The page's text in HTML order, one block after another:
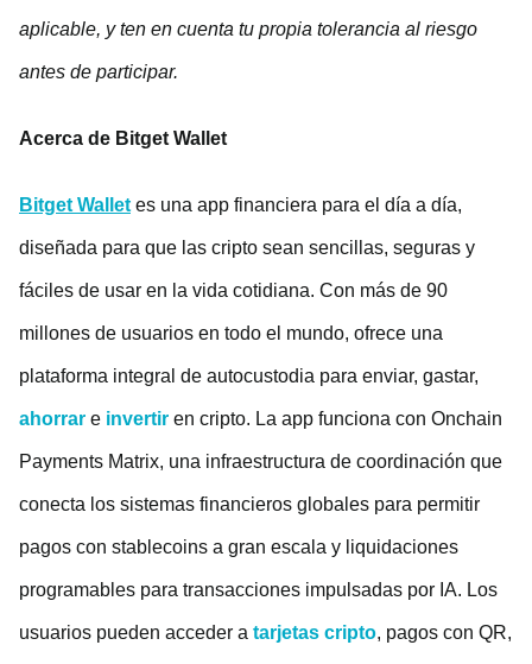
aplicable, y ten en cuenta tu propia tolerancia al riesgo
antes de participar.
Acerca de Bitget Wallet
Bitget Walletes una app financiera para el día a día,
diseñada para que las cripto sean sencillas, seguras y
fáciles de usar en la vida cotidiana. Con más de 90
millones de usuarios en todo el mundo, ofrece una
plataforma integral de autocustodia para enviar, gastar,
ahorrar e invertir en cripto. La app funciona con Onchain
Payments Matrix, una infraestructura de coordinación que
conecta los sistemas financieros globales para permitir
pagos con stablecoins a gran escala y liquidaciones
programables para transacciones impulsadas por IA. Los
usuarios pueden acceder a tarjetas cripto, pagos con QR,